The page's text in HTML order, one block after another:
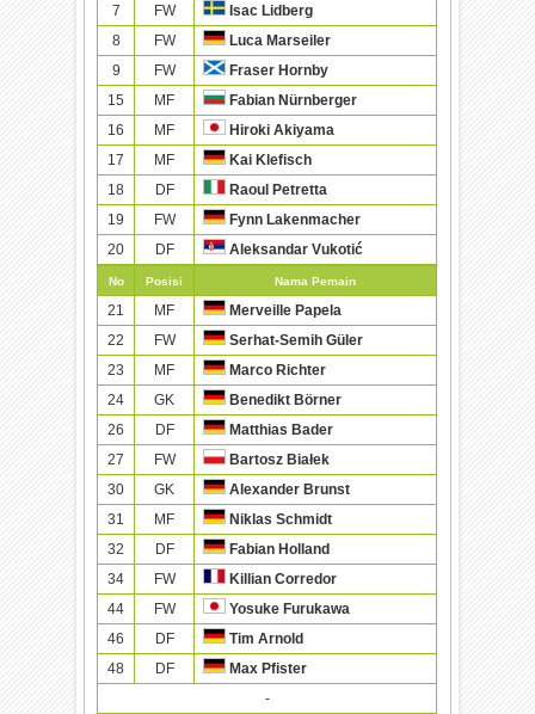
7
FW
Isac Lidberg
8
FW
Luca Marseiler
9
FW
Fraser Hornby
15
MF
Fabian Nürnberger
16
MF
Hiroki Akiyama
17
MF
Kai Klefisch
18
DF
Raoul Petretta
19
FW
Fynn Lakenmacher
20
DF Aleksandar Vukotić
No Posisi Nama Pemain
21 MF
Merveille Papela
22
FW
Serhat-Semih Güler
23
MF
Marco Richter
24
GK
Benedikt Börner
26
DF
Matthias Bader
27
FW
Bartosz Białek
30
GK
Alexander Brunst
31
MF
Niklas Schmidt
32
DF
Fabian Holland
34
FW
Killian Corredor
44
FW
Yosuke Furukawa
46
DF
Tim Arnold
48
DF
Max Pfister
-